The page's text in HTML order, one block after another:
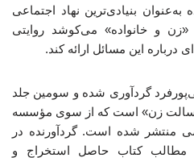
بنیادی‌ترین نهاد اجتماعی
«زن و خانواده» می‌کوشد روایتی
درباره این مسائل ارائه کند.
گردآوری شده و سومین جلد
زن» است که از سوی مؤسسه
منتشر شده است. گردآورنده در
مطالب کتاب حاصل استخراج و